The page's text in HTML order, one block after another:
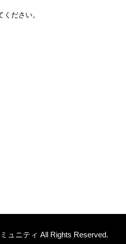
ください。
ュニティ All Rights Reserved.